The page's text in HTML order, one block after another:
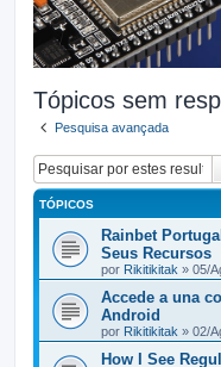
Tópicos sem
Pesquisa avançada
TÓPICOS
Rainbet
Seus Recursos
por Rikitikitak » 05/
Accede a una
Android
por Rikitikitak » 02/
How I See